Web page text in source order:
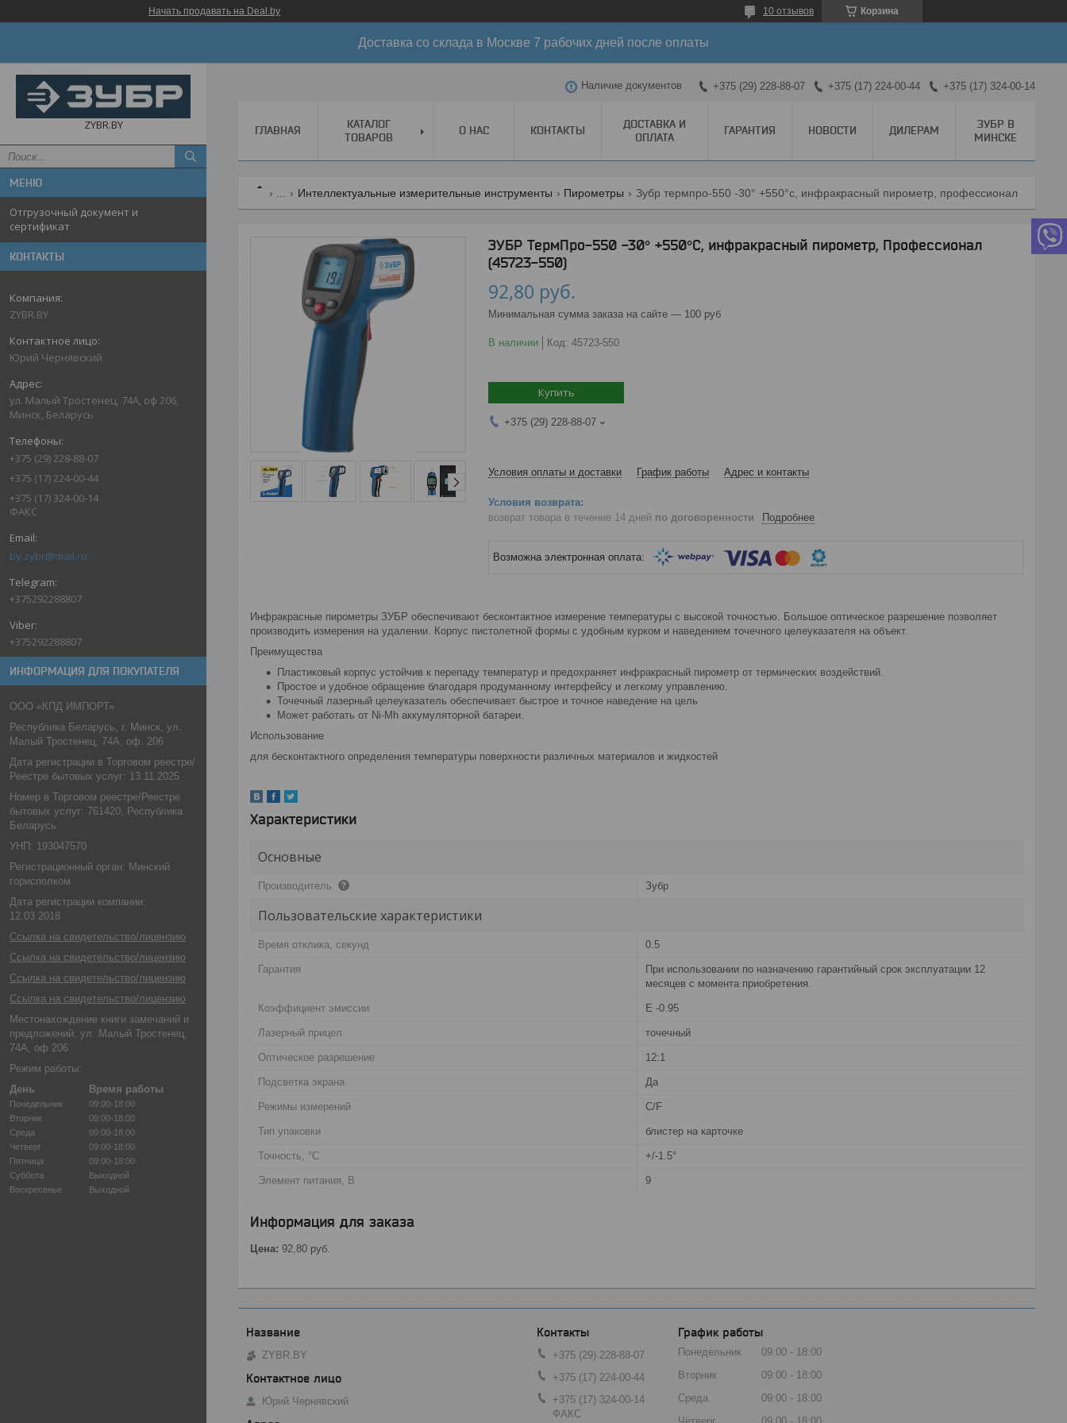
Начать продавать на Deal.by Корзина
10 отзывов
Доставка со склада в Москве 7 рабочих дней после оплаты
ZYBR.BY
Отгрузочный документ и
сертификат
КОНТАКТЫ
ZYBR.BY
Юрий Чернявский
ул. Малый Тростенец, 74А, оф 206,
Минск, Беларусь
+375 (29) 228-88-07
+375 (17) 224-00-44
+375 (17) 324-00-14
ФАКС
by.zybr@mail.ru
+375292288807
+375292288807
ИНФОРМАЦИЯ ДЛЯ ПОКУПАТЕЛЯ
ООО «КПД ИМПОРТ»
Республика Беларусь, г. Минск, ул.
Малый Тростенец, 74А, оф. 206
Дата регистрации в Торговом реестре/
Реестре бытовых услуг: 13.11.2025
Номер в Торговом реестре/Реестре
бытовых услуг: 761420, Республика
Беларусь
УНП: 193047570
Регистрационный орган: Минский
горисполком
Дата регистрации компании:
12.03.2018
Ссылка на свидетельство/лицензию
Ссылка на свидетельство/лицензию
Ссылка на свидетельство/лицензию
Ссылка на свидетельство/лицензию
Местонахождение книги замечаний и
предложений: ул. Малый Тростенец,
74А, оф 206
Режим работы:
День
Время работы
Понедельник
09:00-18:00
Вторник
09:00-18:00
Среда
09:00-18:00
Четверг
09:00-18:00
Пятница
09:00-18:00
Суббота
Выходной
Воскресенье
Выходной
Наличие документов +375 (29) 228-88-07 +375 (17) 224-00-44 +375 (17) 324-00-14
ГЛАВНАЯ
КАТАЛОГ
ТОВАРОВ
О НАС КОНТАКТЫ
ДОСТАВКА И
ОПЛАТА
ГАРАНТИЯ НОВОСТИ ДИЛЕРАМ
ЗУБР В
МИНСКЕ
Интеллектуальные измерительные инструменты Пирометры
ЗУБР ТермПро-550 -30° +550°С, инфракрасный пирометр, Профессионал
(45723-550)
92,80 руб.
Минимальная сумма заказа на сайте — 100 руб
В наличии Код: 45723-550
Купить
+375 (29) 228-88-07
Условия оплаты и доставки График работы Адрес и контакты
возврат товара в течение 14 дней по договоренности Подробнее
Инфракрасные пирометры ЗУБР обеспечивают бесконтактное измерение температуры с высокой точностью. Большое оптическое разрешение позволяет
производить измерения на удалении. Корпус пистолетной формы с удобным курком и наведением точечного целеуказателя на объект.
Преимущества
Пластиковый корпус устойчив к перепаду температур и предохраняет инфракрасный пирометр от термических воздействий.
Простое и удобное обращение благодаря продуманному интерфейсу и легкому управлению.
Точечный лазерный целеуказатель обеспечивает быстрое и точное наведение на цель
Может работать от Ni-Mh аккумуляторной батареи.
Использование
для бесконтактного определения температуры поверхности различных материалов и жидкостей
Характеристики
Основные
Производитель Зубр
Пользовательские характеристики
Время отклика, секунд 0.5
Гарантия
При использовании по назначению гарантийный срок эксплуатации 12
месяцев с момента приобретения.
Коэффициент эмиссии Е -0.95
Лазерный прицел точечный
Оптическое разрешение 12:1
Подсветка экрана Да
Режимы измерений С/F
Тип упаковки блистер на карточке
Точность, °C +/-1.5°
Элемент питания, В 9
Информация для заказа
Цена: 92,80 руб.
ZYBR.BY
Юрий Чернявский
+375 (29) 228-88-07
+375 (17) 224-00-44
+375 (17) 324-00-14
ФАКС
График работы
Понедельник 09:00
18:00
Вторник
09:00
18:00
Среда
09:00
18:00